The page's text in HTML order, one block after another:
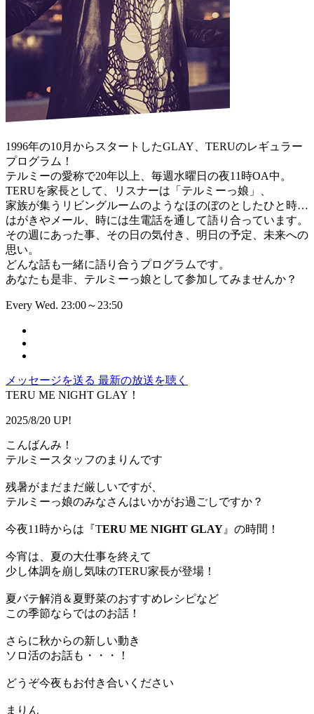
1996年の10月からスタートしたGLAY、TERUのレギュラー
プログラム！
テルミーの愛称で20年以上、毎週水曜日の夜11時OA中。
TERUを家長として、リスナーは「テルミーっ娘」、
家族が集うリビングルームのようなほのぼのとしたひと時…
はがきやメール、時には生電話を通して語り合っています。
その週にあった事、その日の気付き、明日の予定、未来への
思い。
どんな話も一緒に語り合うプログラムです。
あなたも是非、テルミーっ娘として参加してみませんか？
Every Wed. 23:00～23:50
メッセージを送る 最新の放送を聴く
TERU ME NIGHT GLAY！
2025/8/20 UP!
こんばんみ！
テルミースタッフのまりんです
残暑がまだまだ厳しいですが、
テルミーっ娘のみなさんはいかがお過ごしですか？
今夜11時からは『TERU ME NIGHT GLAY 』の時間！
今宵は、夏の大仕事を終えて
少し体調を崩し気味のTERU家長が登場！
夏バテ解消＆夏野菜のおすすめレシピなど
この季節ならではのお話！
さらに秋からの新しい動き
ソロ活のお話も・・・！
どうぞ今夜もお付き合いください
まりん